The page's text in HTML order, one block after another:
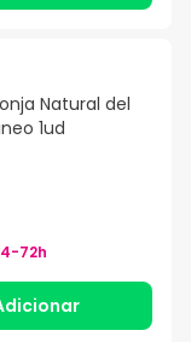
Natural del
1ud
72h